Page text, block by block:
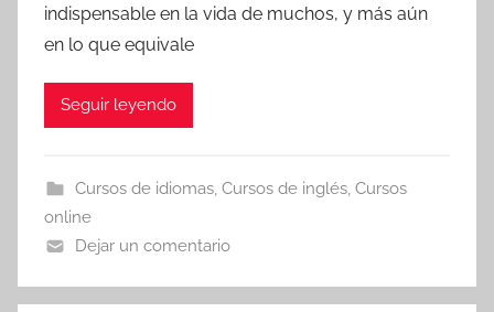
indispensable en la vida de muchos, y más aún
en lo que equivale
Seguir leyendo
Cursos de idiomas, Cursos de inglés, Cursos
online
Dejar un comentario